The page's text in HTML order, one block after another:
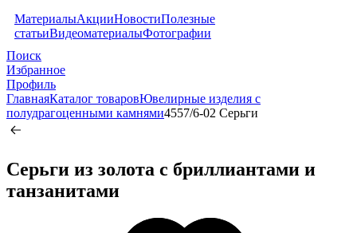
МатериалыАкцииНовостиПолезные
статьиВидеоматериалыФотографии
Поиск
Избранное
Профиль
ГлавнаяКаталог товаровЮвелирные изделия с
полудрагоценными камнями4557/6-02 Серьги
Серьги из золота c бриллиантами и
танзанитами